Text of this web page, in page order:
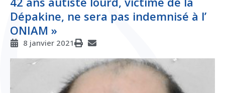
Dépakine, ne sera pas indemnisé à l’
ONIAM »
8 janvier 2021